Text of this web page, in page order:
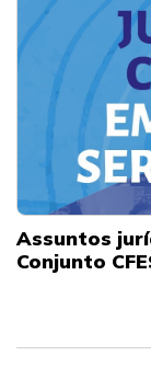
Assuntos
Conjunto